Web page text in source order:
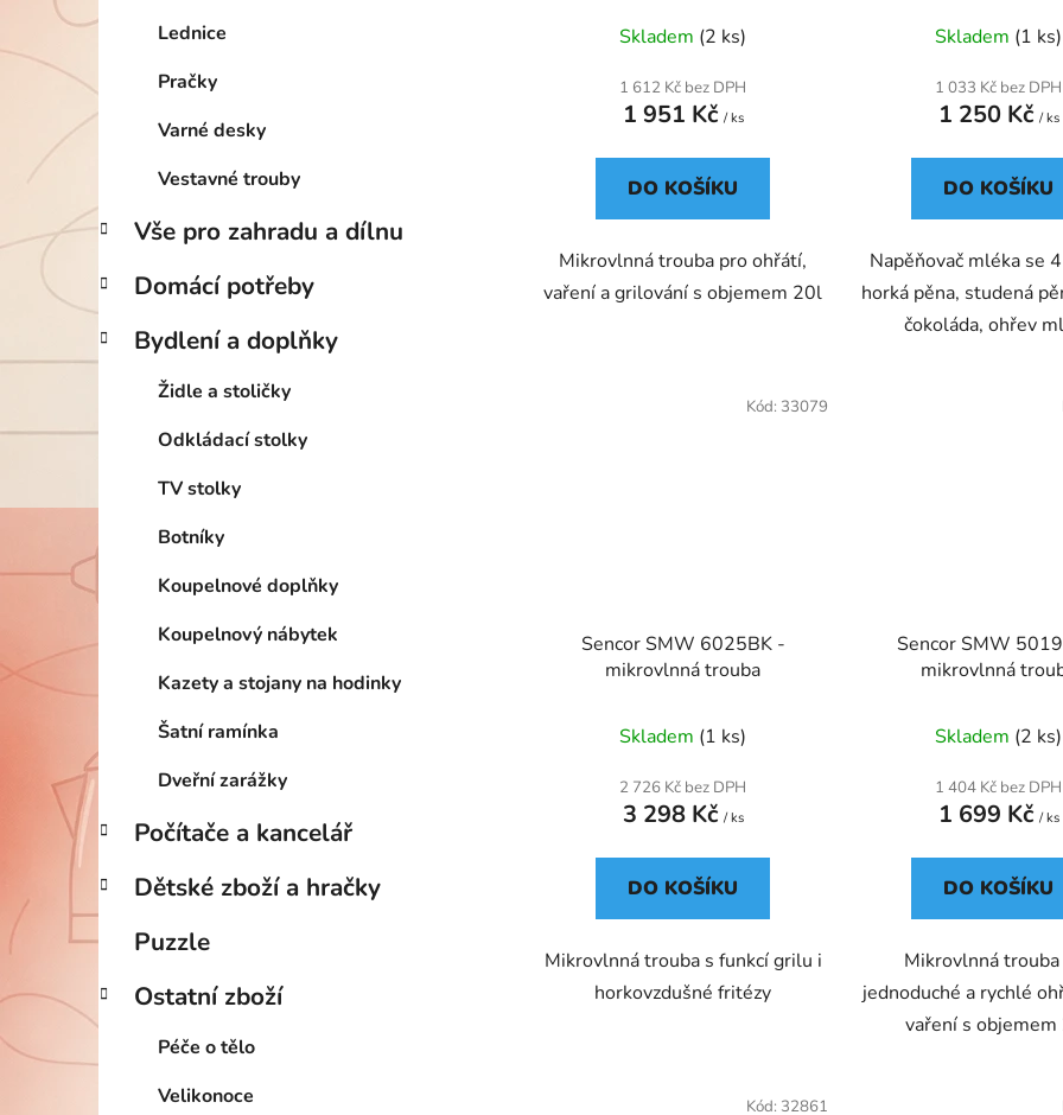
Lednice
Pračky
Varné desky
Vestavné trouby
Vše pro zahradu a dílnu
Domácí potřeby
Bydlení a doplňky
Židle a stoličky
Odkládací stolky
TV stolky
Botníky
Koupelnové doplňky
Koupelnový nábytek
Kazety a stojany na hodinky
Šatní ramínka
Dveřní zarážky
Počítače a kancelář
Dětské zboží a hračky
Puzzle
Ostatní zboží
Péče o tělo
Velikonoce
Skladem (2 ks)
1 612 Kč bez DPH
1 951 Kč / ks
DO KOŠÍKU
Mikrovlnná trouba pro ohřátí,
vaření a grilování s objemem 20l
Skladem (1 ks)
1 033 Kč bez DPH
1 250 Kč / ks
DO KOŠÍKU
Napěňovač mléka se
horká pěna, studená
čokoláda, ohřev
Sencor SMW 6025BK -
mikrovlnná trouba
Skladem (1 ks)
2 726 Kč bez DPH
3 298 Kč / ks
DO KOŠÍKU
Mikrovlnná trouba s funkcí grilu i
horkovzdušné fritézy
Kód: 33079
Sencor SMW
mikrovlnná
Skladem (2 ks)
1 404 Kč bez DPH
1 699 Kč / ks
DO KOŠÍKU
Mikrovlnná
jednoduché a rychlé
vaření s
Kód: 32861